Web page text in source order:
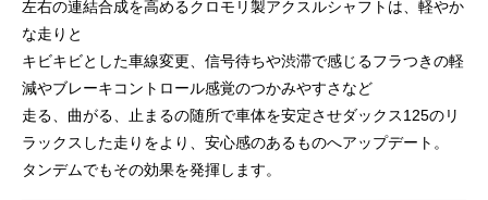
左右の連結合成を高めるクロモリ製アクスルシャフトは、軽やか
な走りと
キビキビとした車線変更、信号待ちや渋滞で感じるフラつきの軽
減やブレーキコントロール感覚のつかみやすさなど
走る、曲がる、止まるの随所で車体を安定させダックス125のリ
ラックスした走りをより、安心感のあるものへアップデート。
タンデムでもその効果を発揮します。